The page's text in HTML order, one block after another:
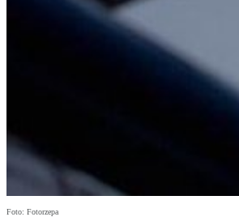
Foto: Fotorzepa